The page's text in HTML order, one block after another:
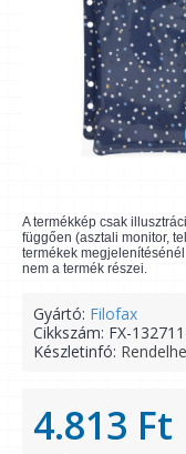
A termékkép csak
függően (asztali monitor,
termékek
nem a termék részei.
Gyártó: Filofax
Cikkszám: FX-132711
Készletinfó:
4.813 Ft